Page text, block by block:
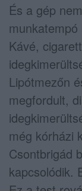
És a gép
Kávé,
Lipótmezőn
megfordult,
még kórházi
Csontbrigád
kapcsolódik.